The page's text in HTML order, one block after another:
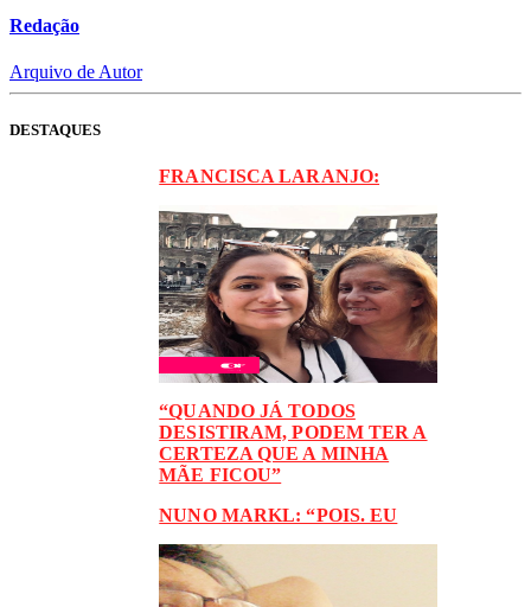
Redação
Arquivo de Autor
DESTAQUES
FRANCISCA LARANJO:
“QUANDO JÁ TODOS
DESISTIRAM, PODEM TER A
CERTEZA QUE A MINHA
MÃE FICOU”
NUNO MARKL: “POIS. EU